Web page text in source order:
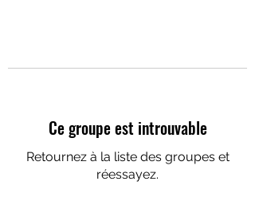
Ce groupe est introuvable
Retournez à la liste des groupes et
réessayez.